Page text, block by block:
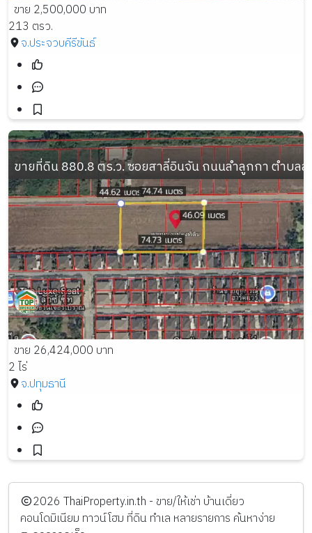
ขาย 2,500,000 บาท
213 ตรว.
จ.ประจวบคีรีขันธ์
ขายที่ดิน 880.8 ตร.ว. ซอยสาลี่อินจัน ถนนลำลูกกา ตำบล
ขาย 26,424,000 บาท
2 ไร่
จ.ปทุมธานี
️2026 ThaiProperty.in.th - ขาย/ให้เช่า บ้านเดี่ยว
คอนโดมิเนียม ทาวน์โฮม ที่ดิน ทำเล หลายรายการ ค้นหาง่าย